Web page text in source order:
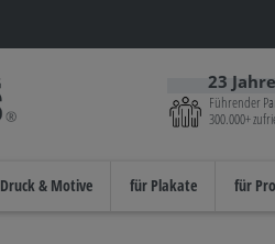
23 Jahre
Führender
300.000+
Druck & Motive für Plakate für